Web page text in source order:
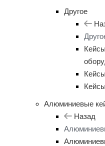
Другое
Алюминиевые
Назад